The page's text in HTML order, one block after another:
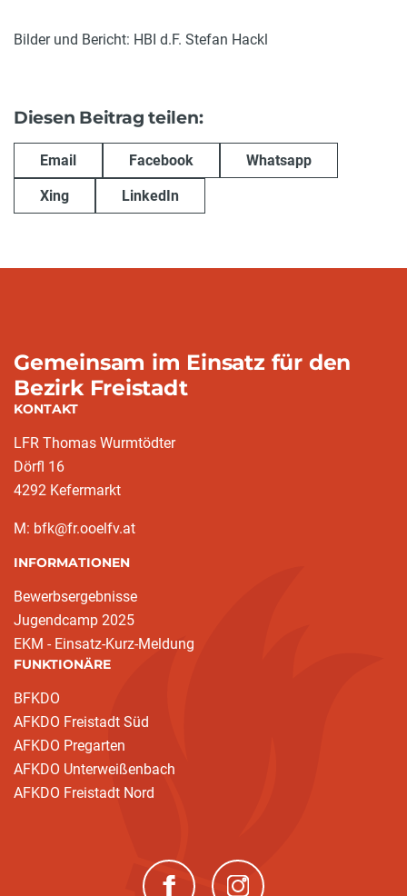
Bilder und Bericht: HBI d.F. Stefan Hackl
Diesen Beitrag teilen:
Email Facebook Whatsapp
Xing LinkedIn
Gemeinsam im Einsatz für den
Bezirk Freistadt
KONTAKT
LFR Thomas Wurmtödter
Dörfl 16
4292 Kefermarkt
M: bfk@fr.ooelfv.at
INFORMATIONEN
Bewerbsergebnisse
Jugendcamp 2025
EKM - Einsatz-Kurz-Meldung
FUNKTIONÄRE
BFKDO
AFKDO Freistadt Süd
AFKDO Pregarten
AFKDO Unterweißenbach
AFKDO Freistadt Nord